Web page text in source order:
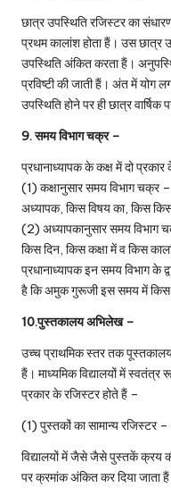
छात्र उपस्थिति रजिस्टर का
प्रथम कालांश होता हैं। उस छात्र
उपस्थिति अंकित करता हैं।
प्रविष्टी की जाती हैं। अंत में योग
उपस्थिति होने पर ही छात्र वार्षिक
9. समय विभाग चक्र –
प्रधानाध्यापक के कक्ष में दो
(1) कक्षानुसार समय विभाग चक्र
अध्यापक, किस विषय का, किस
(2) अध्यापकानुसार समय विभाग
किस दिन, किस कक्षा में व किस
प्रधानाध्यापक इन समय विभाग के
है कि अमुक गुरूजी इस समय में किस
10.पुस्तकालय अभिलेख –
उच्च प्राथमिक स्तर तक पूस्तकालय
हैं। माध्यमिक विद्यालयों में
प्रकार के रजिस्टर होते हैं –
(1) पुस्तकों का सामान्य रजिस्टर –
विद्यालयों में जैसे जैसे पुस्तकें क्रय
पर क्रमांक अंकित कर दिया